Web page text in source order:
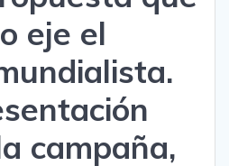
eje el
campaña,